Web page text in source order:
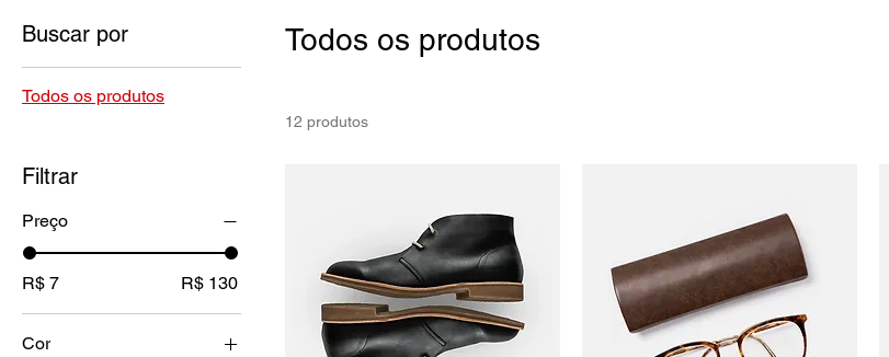
Buscar por
Todos os produtos
Filtrar
Preço
R$ 7 R$ 130
Cor
Todos os produtos
12 produtos